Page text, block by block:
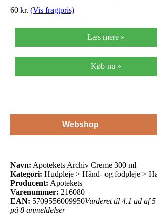
60 kr. (Vis fragtpris)
Læs mere »
Køb nu »
Webshop
Navn: Apotekets Archiv Creme 300 ml
Kategori: Hudpleje > Hånd- og fodpleje >
Producent: Apotekets
Varenummer: 216080
EAN: 5709556009950Vurderet til 4.1 ud af
på 8 anmeldelser